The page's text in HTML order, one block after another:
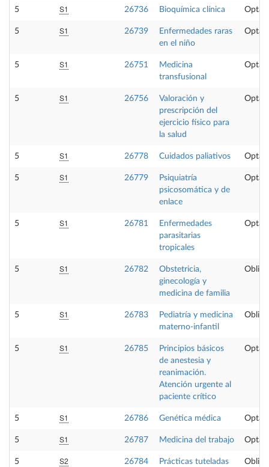
5 S1 26736 Bioquímica clínica
5 S1 26739
Enfermedades raras
en el niño
5 S1 26751
Medicina
transfusional
5 S1 26756
Valoración y
prescripción del
ejercicio físico para
la salud
5 S1 26778 Cuidados paliativos
5 S1 26779
Psiquiatría
psicosomática y de
enlace
5 S1 26781
Enfermedades
parasitarias
tropicales
5 S1 26782
Obstetricia,
ginecología y
medicina de familia
5 S1 26783
Pediatría y medicina
materno-infantil
5 S1 26785
Principios básicos
de anestesia y
reanimación.
Atención urgente al
paciente crítico
5 S1 26786 Genética médica
5 S1 26787 Medicina del trabajo
5 S2 26784 Prácticas tuteladas